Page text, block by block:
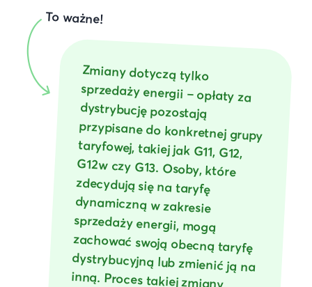
To ważne!
Zmiany dotyczą tylko
sprzedaży energii – opłaty za
dystrybucję pozostają
przypisane do konkretnej grupy
taryfowej, takiej jak G11, G12,
G12w czy G13. Osoby, które
zdecydują się na taryfę
dynamiczną w zakresie
sprzedaży energii, mogą
zachować swoją obecną taryfę
dystrybucyjną lub zmienić ją na
inną. Proces takiej zmiany
może trwać od kilku tygodni do
kilku miesięcy. Czas realizacji
zależy od operatora oraz
charakterystyki zmiany,
dlatego warto uwzględnić
pewien okres oczekiwania na jej